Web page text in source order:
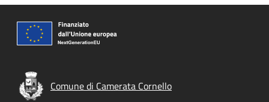
Comune di Camerata Cornello